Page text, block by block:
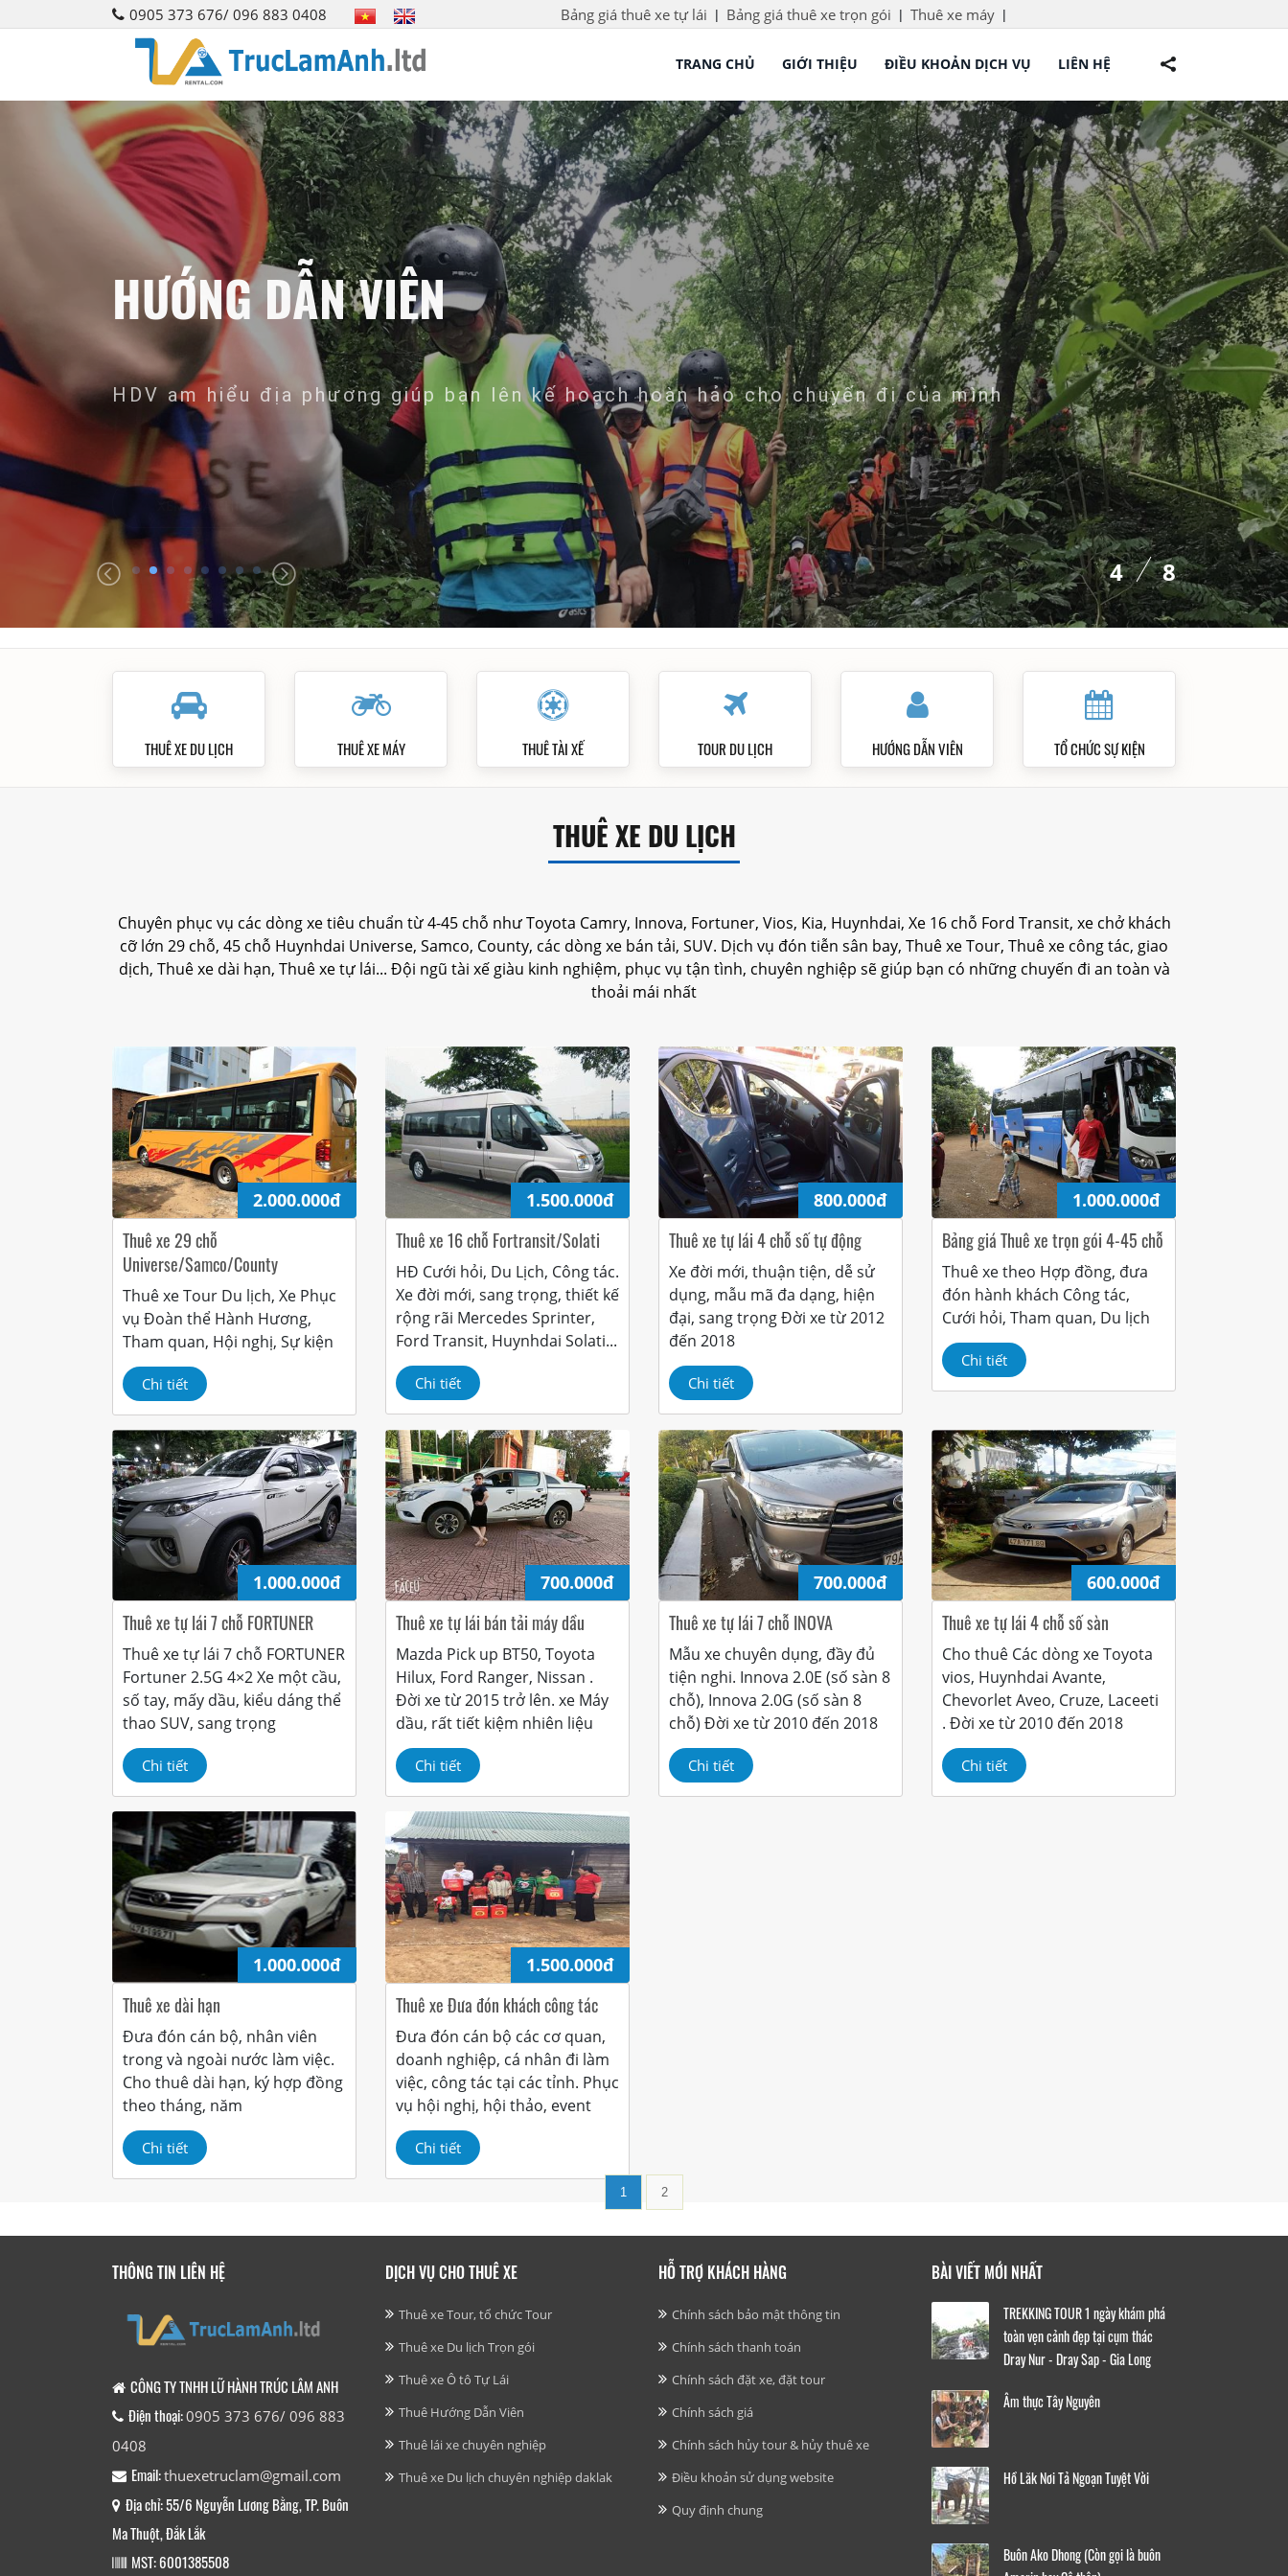
0905 373 676/ 096 883 0408 Bảng giá thuê xe tự lái | Bảng giá thuê xe trọn gói | Thuê xe máy |
TRANG CHỦ GIỚI THIỆU ĐIỀU KHOẢN DỊCH VỤ LIÊN HỆ
HƯỚNG DẪN VIÊN
HDV am hiểu địa phương giúp bạn lên kế hoạch hoàn hảo cho chuyến đi của mình
XEM ĐỊA CHỈ TƯ VẤN DỊCH VỤ
4 8
THUÊ XE DU LỊCH THUÊ XE MÁY THUÊ TÀI XẾ TOUR DU LỊCH HƯỚNG DẪN VIÊN TỔ CHỨC SỰ KIỆN
THUÊ XE DU LỊCH
Chuyên phục vụ các dòng xe tiêu chuẩn từ 4-45 chỗ như Toyota Camry, Innova, Fortuner, Vios, Kia, Huynhdai, Xe 16 chỗ Ford Transit, xe chở khách
cỡ lớn 29 chỗ, 45 chỗ Huynhdai Universe, Samco, County, các dòng xe bán tải, SUV. Dịch vụ đón tiễn sân bay, Thuê xe Tour, Thuê xe công tác, giao
dịch, Thuê xe dài hạn, Thuê xe tự lái... Đội ngũ tài xế giàu kinh nghiệm, phục vụ tận tình, chuyên nghiệp sẽ giúp bạn có những chuyến đi an toàn và
thoải mái nhất
2.000.000đ
Thuê xe 29 chỗ
Universe/Samco/County
Thuê xe Tour Du lịch, Xe Phục
vụ Đoàn thể Hành Hương,
Tham quan, Hội nghị, Sự kiện
Chi tiết
1.500.000đ
Thuê xe 16 chỗ Fortransit/Solati
HĐ Cưới hỏi, Du Lịch, Công tác.
Xe đời mới, sang trọng, thiết kế
rộng rãi Mercedes Sprinter,
Ford Transit, Huynhdai Solati...
Chi tiết
800.000đ
Thuê xe tự lái 4 chỗ số tự động
Xe đời mới, thuận tiện, dễ sử
dụng, mẫu mã đa dạng, hiện
đại, sang trọng Đời xe từ 2012
đến 2018
Chi tiết
1.000.000đ
Bảng giá Thuê xe trọn gói 4-45 chỗ
Thuê xe theo Hợp đồng, đưa
đón hành khách Công tác,
Cưới hỏi, Tham quan, Du lịch
Chi tiết
1.000.000đ
Thuê xe tự lái 7 chỗ FORTUNER
Thuê xe tự lái 7 chỗ FORTUNER
Fortuner 2.5G 4×2 Xe một cầu,
số tay, mấy dầu, kiểu dáng thể
thao SUV, sang trọng
Chi tiết
700.000đ
Thuê xe tự lái bán tải máy dầu
Mazda Pick up BT50, Toyota
Hilux, Ford Ranger, Nissan .
Đời xe từ 2015 trở lên. xe Máy
dầu, rất tiết kiệm nhiên liệu
Chi tiết
700.000đ
Thuê xe tự lái 7 chỗ INOVA
Mẫu xe chuyên dụng, đầy đủ
tiện nghi. Innova 2.0E (số sàn 8
chỗ), Innova 2.0G (số sàn 8
chỗ) Đời xe từ 2010 đến 2018
Chi tiết
600.000đ
Thuê xe tự lái 4 chỗ số sàn
Cho thuê Các dòng xe Toyota
vios, Huynhdai Avante,
Chevorlet Aveo, Cruze, Laceeti
. Đời xe từ 2010 đến 2018
Chi tiết
1.000.000đ
Thuê xe dài hạn
Đưa đón cán bộ, nhân viên
trong và ngoài nước làm việc.
Cho thuê dài hạn, ký hợp đồng
theo tháng, năm
Chi tiết
1.500.000đ
Thuê xe Đưa đón khách công tác
Đưa đón cán bộ các cơ quan,
doanh nghiệp, cá nhân đi làm
việc, công tác tại các tỉnh. Phục
vụ hội nghị, hội thảo, event
Chi tiết
1 2
THÔNG TIN LIÊN HỆ
CÔNG TY TNHH LỮ HÀNH TRÚC LÂM ANH
Điện thoại:0905 373 676/ 096 883
0408
Email:thuexetruclam@gmail.com
Địa chỉ: 55/6 Nguyễn Lương Bằng, TP. Buôn
Ma Thuột, Đắk Lắk
MST: 6001385508
DỊCH VỤ CHO THUÊ XE
Thuê xe Tour, tổ chức Tour
Thuê xe Du lịch Trọn gói
Thuê xe Ô tô Tự Lái
Thuê Hướng Dẫn Viên
Thuê lái xe chuyên nghiệp
Thuê xe Du lịch chuyên nghiệp daklak
HỖ TRỢ KHÁCH HÀNG
Chính sách bảo mật thông tin
Chính sách thanh toán
Chính sách đặt xe, đặt tour
Chính sách giá
Chính sách hủy tour & hủy thuê xe
Điều khoản sử dụng website
Quy định chung
BÀI VIẾT MỚI NHẤT
TREKKING TOUR 1 ngày khám phá
toàn vẹn cảnh đẹp tại cụm thác
Dray Nur - Dray Sap - Gia Long
Âm thực Tây Nguyên
Hồ Lăk Nơi Tả Ngoạn Tuyệt Vời
Buôn Ako Dhong (Còn gọi là buôn